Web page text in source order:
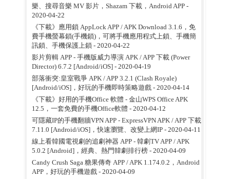
樂、搜尋音樂 MV 影片，Shazam 下載，Android APP-
2020-04-22
《下載》應用鎖 AppLock APP / APK Download 3.1.6，免
費手機螢幕鎖(手機鎖)，可將手機應用程式上鎖、手機簡
訊鎖、手機保護上鎖 - 2020-04-22
影片剪輯 APP - 手機版威力導演 APK / APP 下載 (Power
Director) 6.7.2 [Android/iOS]- 2020-04-19
部落衝突:皇室戰爭 APK / APP 3.2.1 (Clash Royale)
[Android/iOS]，好玩的手機即時策略遊戲- 2020-04-14
《下載》好用的手機Office 軟體 - 金山WPS Office APK
12.5，一套免費的手機Office軟體 - 2020-04-12
可隱藏IP的手機翻牆VPN APP - ExpressVPN APK / APP 下載
7.11.0 [Android/iOS]，快速瀏覽、改變上網IP- 2020-04-11
線上看韓國電視劇的追劇神器 APP - 韓劇TV APP / APK
5.0.2 [Android]，經典、熱門韓劇排行榜- 2020-04-09
Candy Crush Saga 糖果傳奇 APP / APK 1.174.0.2，Android
APP，好玩的手機遊戲- 2020-04-09